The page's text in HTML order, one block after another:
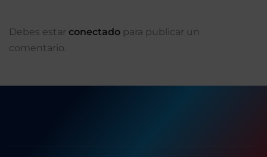
Debes estar conectado para publicar un
comentario.